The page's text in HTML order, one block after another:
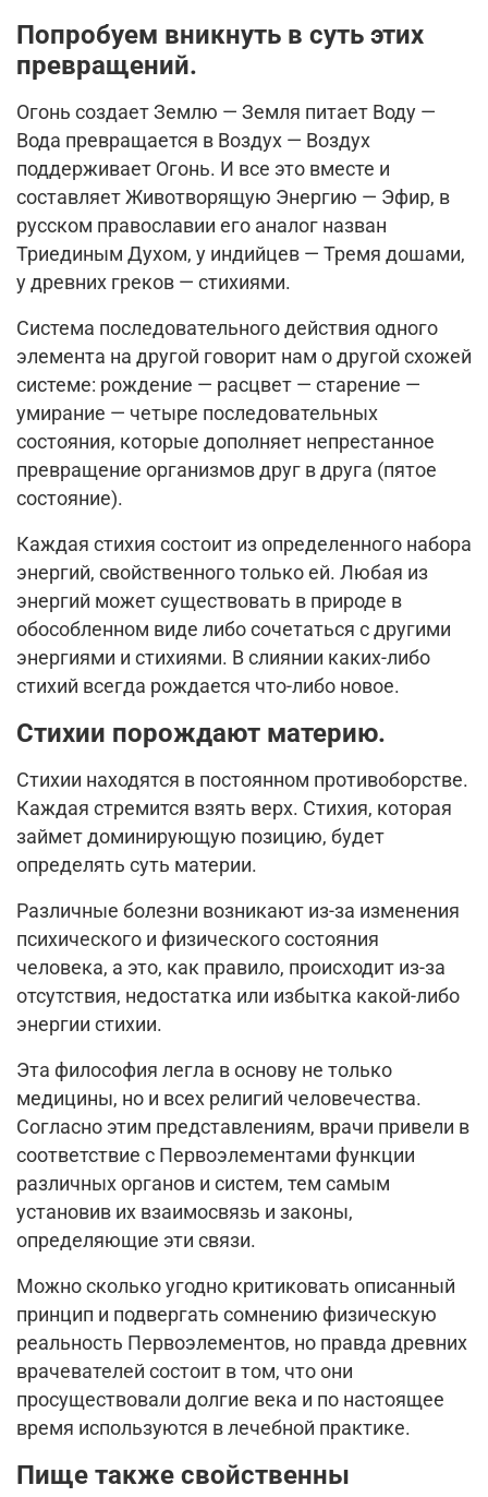
Попробуем вникнуть в суть этих
превращений.
Огонь создает Землю — Земля питает Воду —
Вода превращается в Воздух — Воздух
поддерживает Огонь. И все это вместе и
составляет Животворящую Энергию — Эфир, в
русском православии его аналог назван
Триединым Духом, у индийцев — Тремя дошами,
у древних греков — стихиями.
Система последовательного действия одного
элемента на другой говорит нам о другой схожей
системе: рождение — расцвет — старение —
умирание — четыре последовательных
состояния, которые дополняет непрестанное
превращение организмов друг в друга (пятое
состояние).
Каждая стихия состоит из определенного набора
энергий, свойственного только ей. Любая из
энергий может существовать в природе в
обособленном виде либо сочетаться с другими
энергиями и стихиями. В слиянии каких-либо
стихий всегда рождается что-либо новое.
Стихии порождают материю.
Стихии находятся в постоянном противоборстве.
Каждая стремится взять верх. Стихия, которая
займет доминирующую позицию, будет
определять суть материи.
Различные болезни возникают из-за изменения
психического и физического состояния
человека, а это, как правило, происходит из-за
отсутствия, недостатка или избытка какой-либо
энергии стихии.
Эта философия легла в основу не только
медицины, но и всех религий человечества.
Согласно этим представлениям, врачи привели в
соответствие с Первоэлементами функции
различных органов и систем, тем самым
установив их взаимосвязь и законы,
определяющие эти связи.
Можно сколько угодно критиковать описанный
принцип и подвергать сомнению физическую
реальность Первоэлементов, но правда древних
врачевателей состоит в том, что они
просуществовали долгие века и по настоящее
время используются в лечебной практике.
Пище также свойственны